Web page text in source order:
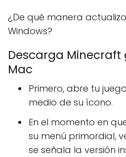
¿De qué manera
Windows?
Descarga
Mac
Primero, abre tu
medio de su ícono.
En el momento en
su menú primordial,
se señala la versión